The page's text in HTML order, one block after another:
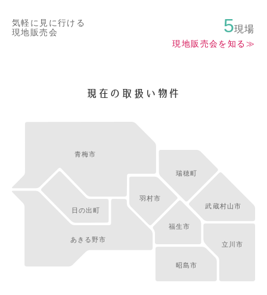
気軽に見に行ける
現地販売会
5現場
現地販売会を知る
現在の取扱い物件
羽村市
青梅市
福生市
あきる野市
日の出町
瑞穂町
武蔵村山市
昭島市
立川市